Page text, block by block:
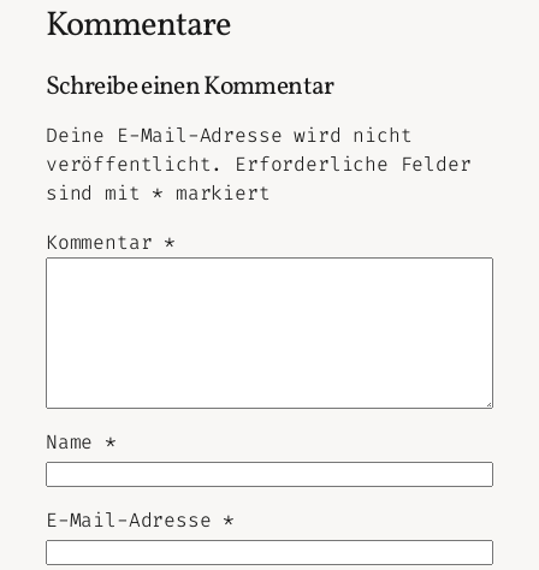
Kommentare
Schreibe einen Kommentar
Deine E-Mail-Adresse wird nicht
veröffentlicht.
Erforderliche Felder
sind mit * markiert
Kommentar *
Name *
E-Mail-Adresse *